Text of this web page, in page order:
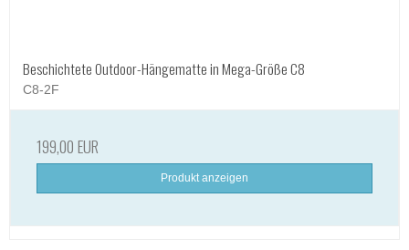
Beschichtete Outdoor-Hängematte in Mega-Größe C8
C8-2F
199,00 EUR
Produkt anzeigen